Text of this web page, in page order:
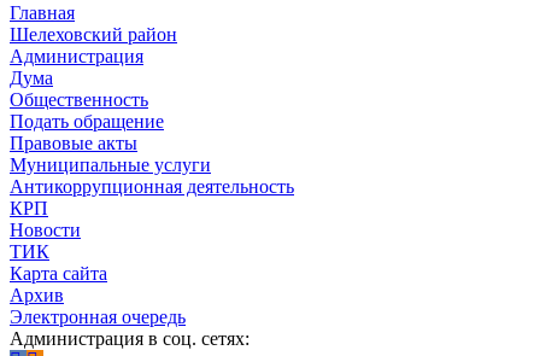
Главная
Шелеховский район
Администрация
Дума
Общественность
Подать обращение
Правовые акты
Муниципальные услуги
Антикоррупционная деятельность
КРП
Новости
ТИК
Карта сайта
Архив
Электронная очередь
Администрация в соц. сетях: